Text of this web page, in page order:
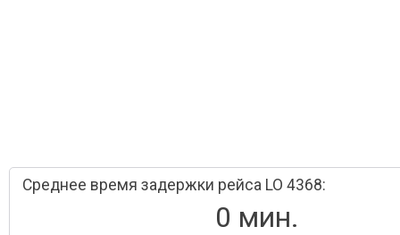
Среднее время задержки рейса LO 4368:
0 мин.